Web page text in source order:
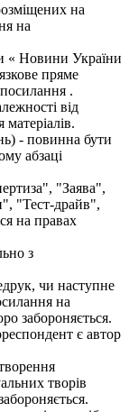
на
на
« Новини України
пряме
.
від
- повинна бути
абзаці
"Заява",
"Тест-драйв",
на правах
з
чи наступне
на
забороняється.
є автор
творів